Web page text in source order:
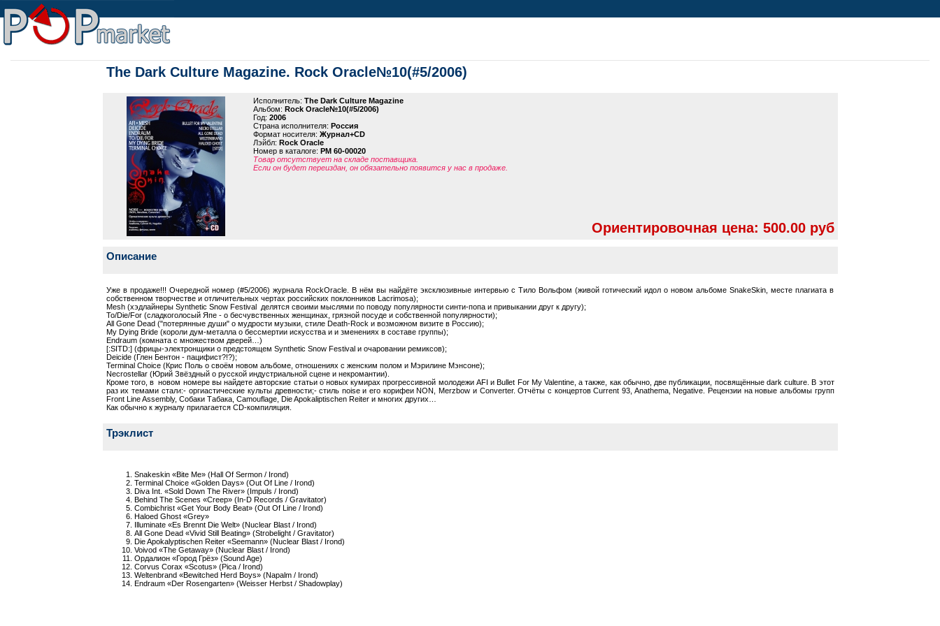
The Dark Culture Magazine. Rock Oracle№10(#5/2006)
Исполнитель: The Dark Culture Magazine
Альбом: Rock Oracle№10(#5/2006)
Год: 2006
Страна исполнителя: Россия
Формат носителя: Журнал+CD
Лэйбл: Rock Oracle
Номер в каталоге: PM 60-00020
Товар отсутствует на складе поставщика.
Если он будет переиздан, он обязательно появится у нас в продаже.
Ориентировочная цена: 500.00 руб
Описание
Уже в продаже!!! Очередной номер (#5/2006) журнала RockOracle. В нём вы найдёте эксклюзивные интервью с Тило Вольфом (живой готический идол о новом альбоме SnakeSkin, месте плагиата в
собственном творчестве и отличительных чертах российских поклонников Lacrimosa);
Mesh (хэдлайнеры Synthetic Snow Festival делятся своими мыслями по поводу популярности синти-попа и привыкании друг к другу);
To/Die/For (сладкоголосый Япе - о бесчувственных женщинах, грязной посуде и собственной популярности);
All Gone Dead ("потерянные души" о мудрости музыки, стиле Death-Rock и возможном визите в Россию);
My Dying Bride (короли дум-металла о бессмертии искусства и и зменениях в составе группы);
Endraum (комната с множеством дверей…)
[:SITD:] (фрицы-электронщики о предстоящем Synthetic Snow Festival и очаровании ремиксов);
Deicide (Глен Бентон - пацифист?!?);
Terminal Choice (Крис Поль о своём новом альбоме, отношениях с женским полом и Мэрилине Мэнсоне);
Necrostellar (Юрий Звёздный о русской индустриальной сцене и некромантии).
Кроме того, в новом номере вы найдете авторские статьи о новых кумирах прогрессивной молодежи AFI и Bullet For My Valentine, а также, как обычно, две публикации, посвящённые dark culture. В этот
раз их темами стали:- оргиастические культы древности;- стиль noise и его корифеи NON, Merzbow и Converter. Отчёты с концертов Current 93, Anathema, Negative. Рецензии на новые альбомы групп
Front Line Assembly, Собаки Табака, Camouflage, Die Apokaliptischen Reiter и многих других…
Как обычно к журналу прилагается CD-компиляция.
Трэклист
Snakeskin «Bite Me» (Hall Of Sermon / Irond)
Terminal Choice «Golden Days» (Out Of Line / Irond)
Diva Int. «Sold Down The River» (Impuls / Irond)
Behind The Scenes «Creep» (In-D Records / Gravitator)
Combichrist «Get Your Body Beat» (Out Of Line / Irond)
Haloed Ghost «Grey»
Illuminate «Es Brennt Die Welt» (Nuclear Blast / Irond)
All Gone Dead «Vivid Still Beating» (Strobelight / Gravitator)
Die Apokalyptischen Reiter «Seemann» (Nuclear Blast / Irond)
Voivod «The Getaway» (Nuclear Blast / Irond)
Ордалион «Город Грёз» (Sound Age)
Corvus Corax «Scotus» (Pica / Irond)
Weltenbrand «Bewitched Herd Boys» (Napalm / Irond)
Endraum «Der Rosengarten» (Weisser Herbst / Shadowplay)